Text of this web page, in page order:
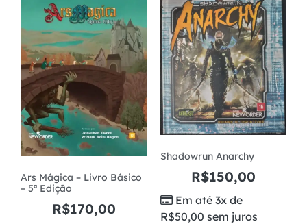
Ars Mágica – Livro Básico
– 5ª Edição
R$170,00
Shadowrun Anarchy
R$150,00
Em até 3x de
R$50,00 sem juros